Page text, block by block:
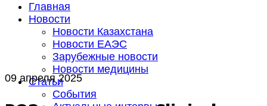
Главная
Новости
Новости Казахстана
Новости ЕАЭС
Зарубежные новости
Новости медицины
Статьи
События
09 апреля 2025